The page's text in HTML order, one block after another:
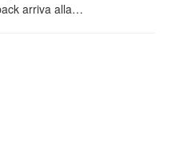
arriva alla…